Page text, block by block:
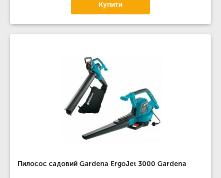
Купити
Пилосос садовий Gardena ErgoJet 3000 Gardena